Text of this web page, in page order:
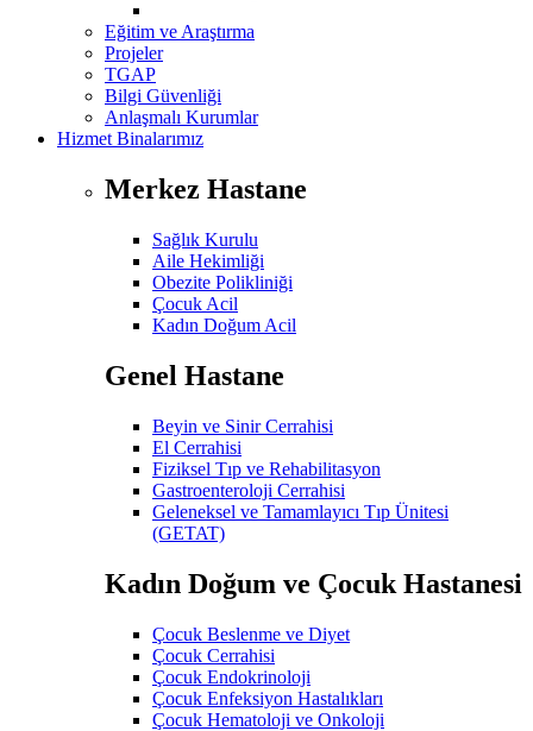
Eğitim ve Araştırma
Projeler
TGAP
Bilgi Güvenliği
Anlaşmalı Kurumlar
Hizmet Binalarımız
Merkez Hastane
Sağlık Kurulu
Aile Hekimliği
Obezite Polikliniği
Çocuk Acil
Kadın Doğum Acil
Genel Hastane
Beyin ve Sinir Cerrahisi
El Cerrahisi
Fiziksel Tıp ve Rehabilitasyon
Gastroenteroloji Cerrahisi
Geleneksel ve Tamamlayıcı Tıp Ünitesi
(GETAT)
Kadın Doğum ve Çocuk Hastanesi
Çocuk Beslenme ve Diyet
Çocuk Cerrahisi
Çocuk Endokrinoloji
Çocuk Enfeksiyon Hastalıkları
Çocuk Hematoloji ve Onkoloji